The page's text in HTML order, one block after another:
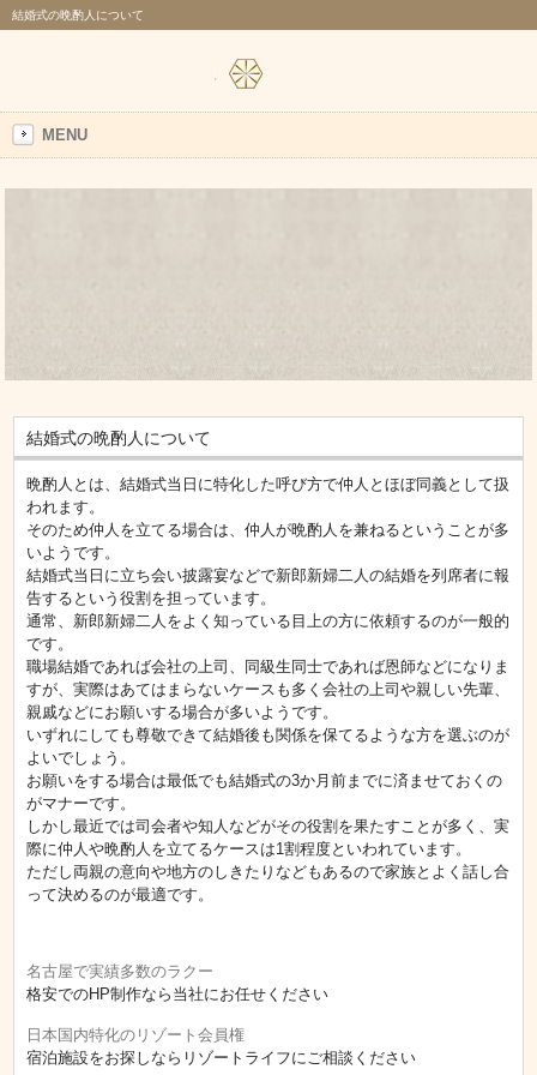
結婚式の晩酌人について
MENU
結婚式の晩酌人について
晩酌人とは、結婚式当日に特化した呼び方で仲人とほぼ同義として扱
われます。
そのため仲人を立てる場合は、仲人が晩酌人を兼ねるということが多
いようです。
結婚式当日に立ち会い披露宴などで新郎新婦二人の結婚を列席者に報
告するという役割を担っています。
通常、新郎新婦二人をよく知っている目上の方に依頼するのが一般的
です。
職場結婚であれば会社の上司、同級生同士であれば恩師などになりま
すが、実際はあてはまらないケースも多く会社の上司や親しい先輩、
親戚などにお願いする場合が多いようです。
いずれにしても尊敬できて結婚後も関係を保てるような方を選ぶのが
よいでしょう。
お願いをする場合は最低でも結婚式の3か月前までに済ませておくの
がマナーです。
しかし最近では司会者や知人などがその役割を果たすことが多く、実
際に仲人や晩酌人を立てるケースは1割程度といわれています。
ただし両親の意向や地方のしきたりなどもあるので家族とよく話し合
って決めるのが最適です。
名古屋で実績多数のラクー
格安でのHP制作なら当社にお任せください
日本国内特化のリゾート会員権
宿泊施設をお探しならリゾートライフにご相談ください